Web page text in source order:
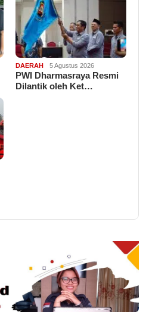
DAERAH 5 Agustus 2026
PWI Dharmasraya Resmi
Dilantik oleh Ket…